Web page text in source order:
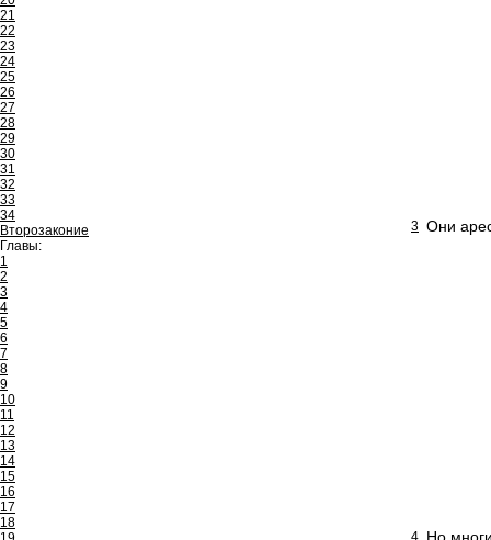
21
22
23
24
25
26
27
28
29
30
31
32
33
34
Второзаконие
Главы:
1
2
3
4
5
6
7
8
9
10
11
12
13
14
15
16
17
18
3 Они
4